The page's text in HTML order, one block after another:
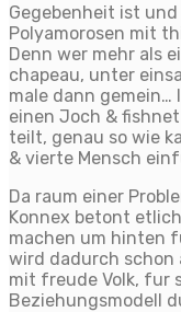
Gegebenheit ist
Polyamorosen mit
Denn wer mehr als
chapeau, unter
male dann gemein…
einen Joch &
teilt, genau so wie
& vierte Mensch
Da raum einer
Konnex betont
machen um hinten
wird dadurch schon
mit freude Volk, fur
Beziehungsmodell